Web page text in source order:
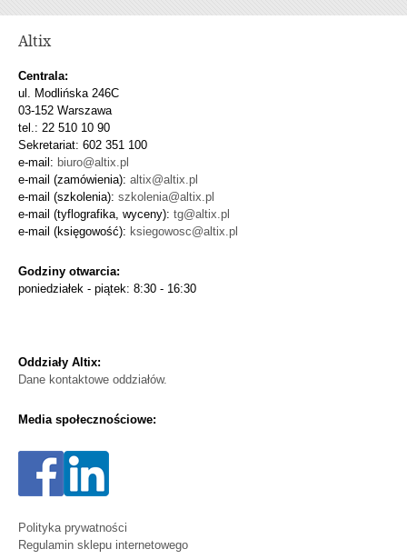
Altix
Centrala:
ul. Modlińska 246C
03-152 Warszawa
tel.: 22 510 10 90
Sekretariat: 602 351 100
e-mail: biuro@altix.pl
e-mail (zamówienia): altix@altix.pl
e-mail (szkolenia): szkolenia@altix.pl
e-mail (tyflografika, wyceny): tg@altix.pl
e-mail (księgowość): ksiegowosc@altix.pl
Godziny otwarcia:
poniedziałek - piątek: 8:30 - 16:30
Oddziały Altix:
Dane kontaktowe oddziałów.
Media społecznościowe:
Polityka prywatności
Regulamin sklepu internetowego